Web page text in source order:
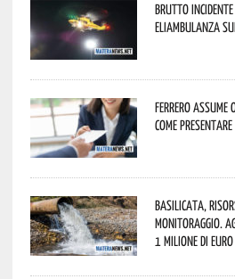
Brutto
Eliambulanza
Ferrero assume
come
Basilicata,
monitoraggio.
1 milione di euro